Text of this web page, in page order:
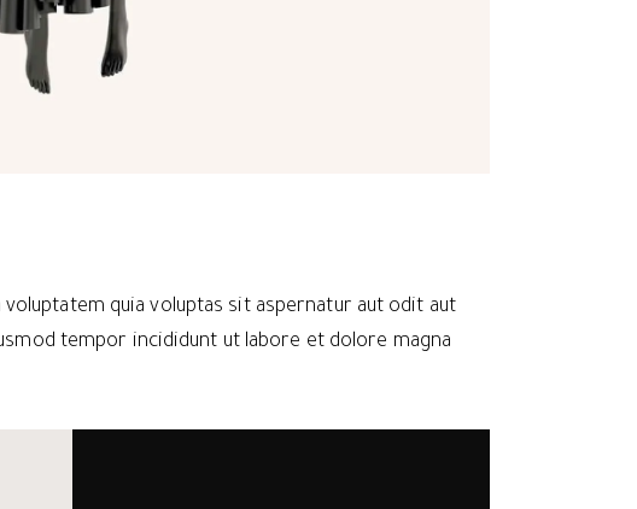
quia voluptas sit aspernatur aut odit aut
tempor incididunt ut labore et dolore magna